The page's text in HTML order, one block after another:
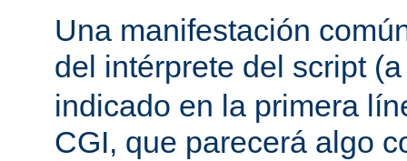
Una manifestación
del intérprete del script
indicado en la primera
CGI, que parecerá algo